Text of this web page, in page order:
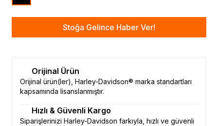
Stoğa Gelince Haber Ver!
Orijinal Ürün
Orijinal ürün(ler), Harley-Davidson® marka standartları
kapsamında lisanslanmıştır.
Hızlı & Güvenli Kargo
Siparişlerinizi Harley-Davidson farkıyla, hızlı ve güvenli